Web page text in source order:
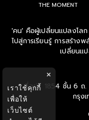
THE MOMENT
'คน' คือผู้เปลี่ยนแปลงโลก
ไปสู่การเรียนรู้ การสร้าง
เปลี่ยนแ
ที่อยู่ : 1854 ชั้น 6 ถ.
กรุง
×
เราใช้คุกกี้
เพื่อให้
เว็บไซต์